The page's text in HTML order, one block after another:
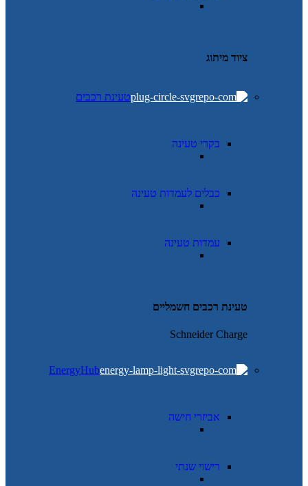
ציוד מיתוג
טעינת רכבים
בקרי טעינה
כבלים לעמדות טעינה
עמדות טעינה
טעינת רכבים חשמליים
Schneider Charge
EnergyHub
אביזרי חישה
רישוי שנתי